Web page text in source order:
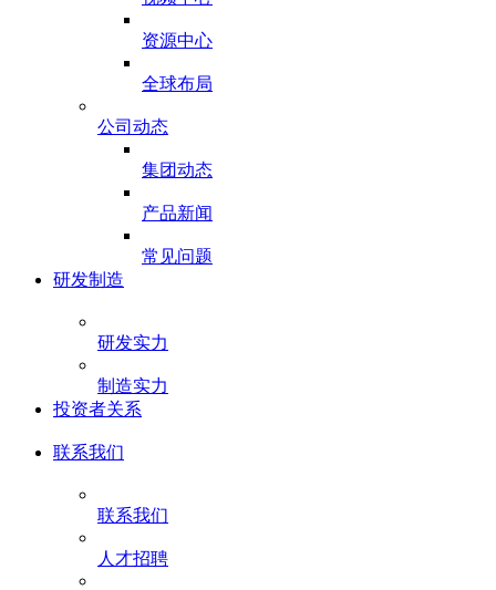
资源中心
全球布局
公司动态
集团动态
产品新闻
常见问题
研发制造
研发实力
制造实力
投资者关系
联系我们
联系我们
人才招聘